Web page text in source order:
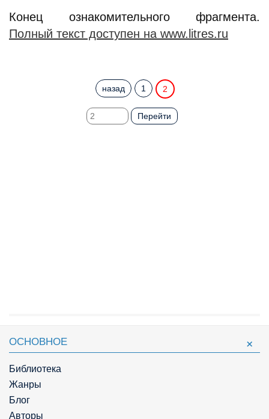
Конец ознакомительного фрагмента.
Полный текст доступен на www.litres.ru
назад 1 2
Перейти
ОСНОВНОЕ
Библиотека
Жанры
Блог
Авторы